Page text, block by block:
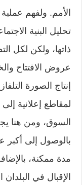
الأمم. ولفهم
تحليل البنية
ذاتها، ولكن لكل
عروض الافتتاح
إنتاج الصورة
لمقاطع إعلانية
السوق، ومن هنا
بالوصول إلى أكبر
مدة ممكنة،
الإقبال في البلدان